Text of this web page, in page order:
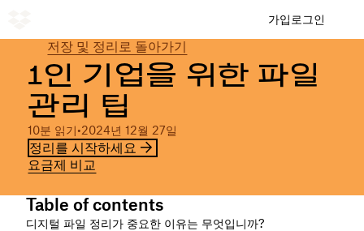
가입 로그인
저장 및 정리로 돌아가기
1인 기업을 위한 파일
관리 팁
10분 읽기•2024년 12월 27일
정리를 시작하세요
요금제 비교
Table of contents
디지털 파일 정리가 중요한 이유는 무엇입니까?